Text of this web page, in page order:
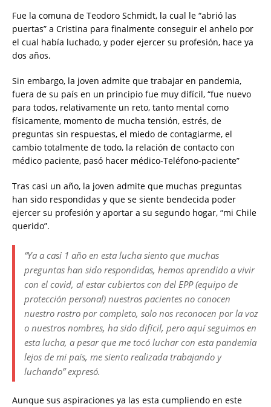
Fue la comuna de Teodoro Schmidt, la cual le “abrió las
puertas” a Cristina para finalmente conseguir el anhelo por
el cual había luchado, y poder ejercer su profesión, hace ya
dos años.
Sin embargo, la joven admite que trabajar en pandemia,
fuera de su país en un principio fue muy difícil, “fue nuevo
para todos, relativamente un reto, tanto mental como
físicamente, momento de mucha tensión, estrés, de
preguntas sin respuestas, el miedo de contagiarme, el
cambio totalmente de todo, la relación de contacto con
médico paciente, pasó hacer médico-Teléfono-paciente”
Tras casi un año, la joven admite que muchas preguntas
han sido respondidas y que se siente bendecida poder
ejercer su profesión y aportar a su segundo hogar, “mi Chile
querido”.
“Ya a casi 1 año en esta lucha siento que muchas
preguntas han sido respondidas, hemos aprendido a vivir
con el covid, al estar cubiertos con del EPP (equipo de
protección personal) nuestros pacientes no conocen
nuestro rostro por completo, solo nos reconocen por la voz
o nuestros nombres, ha sido difícil, pero aquí seguimos en
esta lucha, a pesar que me tocó luchar con esta pandemia
lejos de mi país, me siento realizada trabajando y
luchando” expresó.
Aunque sus aspiraciones ya las esta cumpliendo en este